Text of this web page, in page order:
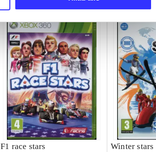
F1 race stars
Winter stars